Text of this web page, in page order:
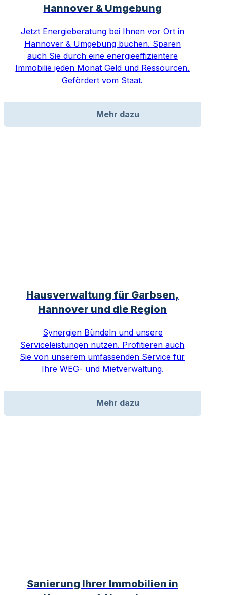
Hannover & Umgebung
Jetzt Energieberatung bei Ihnen vor Ort in
Hannover & Umgebung buchen. Sparen
auch Sie durch eine energieeffizientere
Immobilie jeden Monat Geld und Ressourcen.
Gefördert vom Staat.
Mehr dazu
Hausverwaltung für Garbsen,
Hannover und die Region
Synergien Bündeln und unsere
Serviceleistungen nutzen. Profitieren auch
Sie von unserem umfassenden Service für
Ihre WEG- und Mietverwaltung.
Mehr dazu
Sanierung Ihrer Immobilien in